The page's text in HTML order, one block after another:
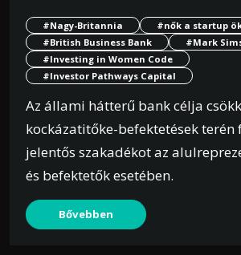
#Nagy-Britannia
#nők a startup
#British Business Bank
#Mark
#Investing in Women Code
#Investor Pathways Capital
Az állami hátterű bank célja
kockázatitőke-befektetések terén
jelentős szakadékot az
és befektetők esetében.
Bővebben